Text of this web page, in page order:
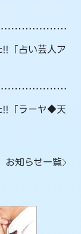
「占い芸人ア
!!「ラーヤ◆天
お知らせ一覧